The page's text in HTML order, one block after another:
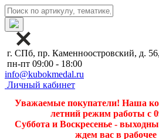
г. СПб, пр. Каменноостровский, д.
пн-пт 09:00 - 18:00
info@kubokmedal.ru
Личный кабинет
Уважаемые покупатели! Наша
летний режим работы с
Суббота и Воскресенье -
ждем вас в